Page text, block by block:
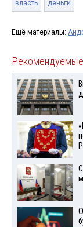
власть деньги
Ещё материалы: